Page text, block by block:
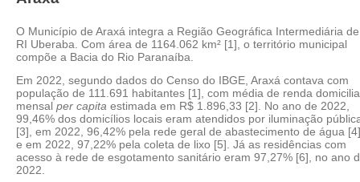
O Município de Araxá integra a Região Geográfica Intermediária de
RI Uberaba. Com área de 1164.062 km² [1], o território municipal
compõe a Bacia do Rio Paranaíba.
Em 2022, segundo dados do Censo do IBGE, Araxá contava com
população de 111.691 habitantes [1], com média de renda
mensal per capita estimada em R$ 1.896,33 [2]. No ano de 2022,
99,46% dos domicílios locais eram atendidos por iluminação
[3], em 2022, 96,42% pela rede geral de abastecimento de água [4]
e em 2022, 97,22% pela coleta de lixo [5]. Já as residências com
acesso à rede de esgotamento sanitário eram 97,27% [6], no ano
2022.